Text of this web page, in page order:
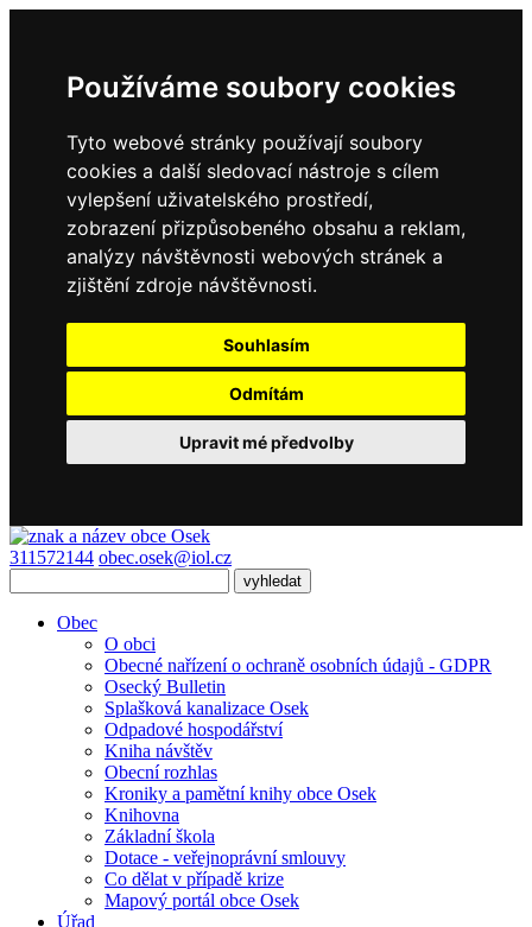
Používáme soubory cookies
Tyto webové stránky používají soubory
cookies a další sledovací nástroje s cílem
vylepšení uživatelského prostředí,
zobrazení přizpůsobeného obsahu a reklam,
analýzy návštěvnosti webových stránek a
zjištění zdroje návštěvnosti.
Souhlasím
Odmítám
Upravit mé předvolby
311572144 obec.osek@iol.cz
Obec
O obci
Obecné nařízení o ochraně osobních údajů - GDPR
Osecký Bulletin
Splašková kanalizace Osek
Odpadové hospodářství
Kniha návštěv
Obecní rozhlas
Kroniky a pamětní knihy obce Osek
Knihovna
Základní škola
Dotace - veřejnoprávní smlouvy
Co dělat v případě krize
Mapový portál obce Osek
Úřad